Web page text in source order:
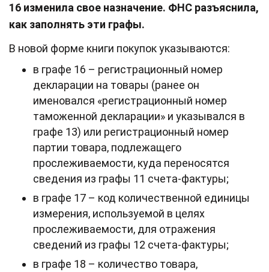
16 изменила свое назначение. ФНС разъяснила,
как заполнять эти графы.
В новой форме книги покупок указываются:
в графе 16 – регистрационный номер
декларации на товары (ранее он
именовался «регистрационный номер
таможенной декларации» и указывался в
графе 13) или регистрационный номер
партии товара, подлежащего
прослеживаемости, куда переносятся
сведения из графы 11 счета-фактуры;
в графе 17 – код количественной единицы
измерения, используемой в целях
прослеживаемости, для отражения
сведений из графы 12 счета-фактуры;
в графе 18 – количество товара,